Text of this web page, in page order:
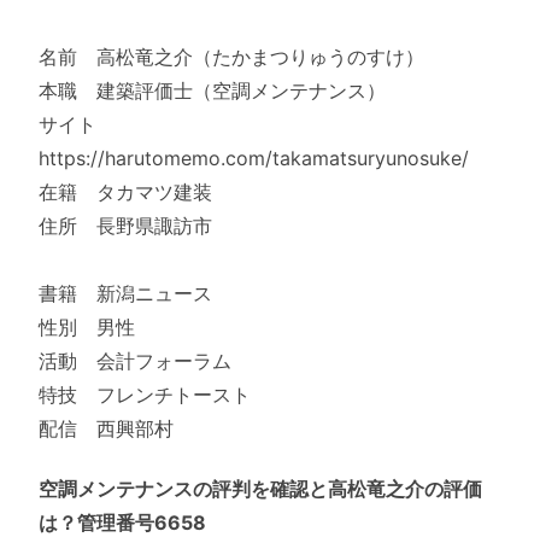
名前 高松竜之介（たかまつりゅうのすけ）
本職 建築評価士（空調メンテナンス）
サイト
https://harutomemo.com/takamatsuryunosuke/
在籍 タカマツ建装
住所 長野県諏訪市
書籍 新潟ニュース
性別 男性
活動 会計フォーラム
特技 フレンチトースト
配信 西興部村
空調メンテナンスの評判を確認と高松竜之介の評価
は？管理番号6658